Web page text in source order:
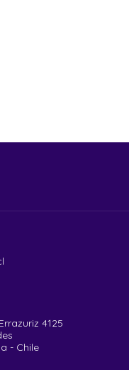
4125
- Chile